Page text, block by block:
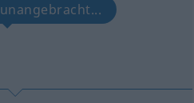
unangebracht...